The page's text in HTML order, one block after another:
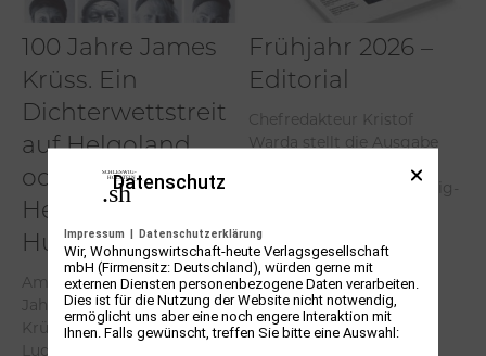
100 Jahre James
Krüss. Ein
Dichterwettstreit
auf Helgoland
oder Sieben
Helgas auf der
Hummerklippe
Am 31. Mai 2026 wäre er 100
Jahre alt geworden. James
Krüss. Sohn des Elektrikers
Ludwig Krüss und der...
Frühjahr 2026 –
Editorial
Chefredakteur Kristof
Warda stellt die Ausgabe
Kulturzeitschrift Schleswig-
Weiterlesen
Datenschutz
Impressum Datenschutzerklärung
Wir, Wohnungswirtschaft-heute Verlagsgesellschaft
mbH (Firmensitz: Deutschland), würden gerne mit
externen Diensten personenbezogene Daten verarbeiten.
Dies ist für die Nutzung der Website nicht notwendig,
ermöglicht uns aber eine noch engere Interaktion mit
Ihnen. Falls gewünscht, treffen Sie bitte eine Auswahl: